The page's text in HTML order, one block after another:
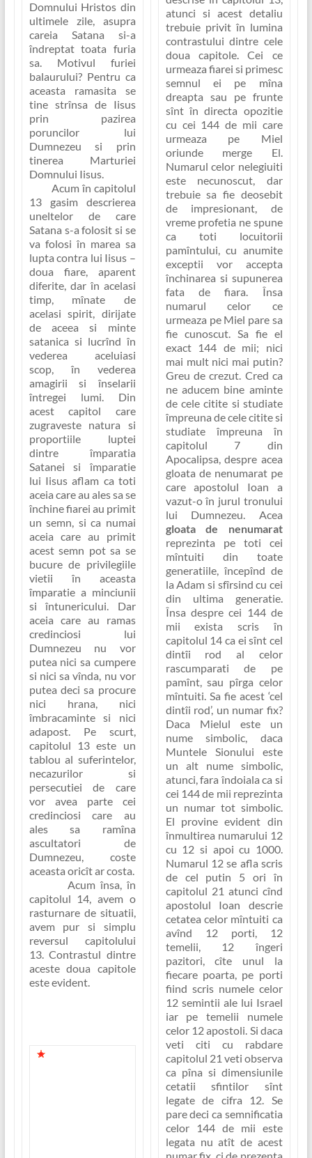
Domnului Hristos din
ultimele zile, asupra
careia Satana si-a
îndreptat toata furia
sa. Motivul furiei
balaurului?Pentru ca
aceasta ramasita se
tine strînsa de Iisus
prin pazirea
poruncilor lui
Dumnezeu si prin
tinerea Marturiei
Domnului Iisus.
Acum în capitolul
13 gasim descrierea
uneltelor de care
Satana s-a folosit si se
va folosi în marea sa
lupta contra lui Iisus –
doua fiare, aparent
diferite, dar în acelasi
timp, mînate de
acelasi spirit, dirijate
de aceea si minte
satanica si lucrînd în
vederea aceluiasi
scop, în vederea
amagirii si înselarii
întregei lumi. Din
acest capitol care
zugraveste natura si
proportiile luptei
dintre împaratia
Satanei si împaratie
lui Iisus aflam ca toti
aceia care au ales sa se
închine fiarei au primit
un semn, si ca numai
aceia care au primit
acest semn pot sa se
bucure de privilegiile
vietii în aceasta
împaratie a minciunii
si întunericului. Dar
aceia care au ramas
credinciosi lui
Dumnezeu nu vor
putea nici sa cumpere
si nici sa vînda, nu vor
putea deci sa procure
nici hrana, nici
îmbracaminte si nici
adapost.Pe scurt,
capitolul 13 este un
tablou al suferintelor,
necazurilor si
persecutiei de care
vor avea parte cei
credinciosi care au
ales sa ramîna
ascultatori de
Dumnezeu, coste
aceasta oricît ar costa.
Acum însa, în
capitolul 14, avem o
rasturnare de situatii,
avem pur si simplu
reversul capitolului
13. Contrastul dintre
aceste doua capitole
este evident.
În capitolul 13
atunci si acest detaliu
trebuie privit în lumina
contrastului dintre cele
doua capitole. Cei ce
urmeaza fiarei si primesc
semnul ei pe mîna
dreapta sau pe frunte
sînt în directa opozitie
cu cei 144 de mii care
urmeaza pe Miel
oriunde merge El.
Numarul celor nelegiuiti
este necunoscut, dar
trebuie sa fie deosebit
de impresionant, de
vreme profetia ne spune
ca toti locuitorii
pamîntului, cu anumite
exceptii vor accepta
închinarea si supunerea
fata de fiara. Însa
numarul celor ce
urmeaza pe Miel pare sa
fie cunoscut. Sa fie el
exact 144 de mii; nici
mai mult nici mai putin?
Greu de crezut. Cred ca
ne aducem bine aminte
de cele citite si studiate
împreuna de cele citite si
studiate împreuna în
capitolul 7 din
Apocalipsa, despre acea
gloata de nenumarat pe
care apostolul Ioan a
vazut-o în jurul tronului
lui Dumnezeu. Acea
gloata de nenumarat
reprezinta pe toti cei
mîntuiti din toate
generatiile, începînd de
la Adam si sfîrsind cu cei
din ultima generatie.
Însa despre cei 144 de
mii exista scris în
capitolul 14 ca ei sînt cel
dintîi rod al celor
rascumparati de pe
pamînt, sau pîrga celor
mîntuiti. Sa fie acest ‘cel
dintîi rod’, un numar fix?
Daca Mielul este un
nume simbolic, daca
Muntele Sionului este
un alt nume simbolic,
atunci, fara îndoiala ca si
cei 144 de mii reprezinta
un numar tot simbolic.
El provine evident din
înmultirea numarului 12
cu 12 si apoi cu 1000.
Numarul 12 se afla scris
de cel putin 5 ori în
capitolul 21 atunci cînd
apostolul Ioan descrie
cetatea celor mîntuiti ca
avînd 12 porti, 12
temelii, 12 îngeri
pazitori, cîte unul la
fiecare poarta, pe porti
fiind scris numele celor
12 semintii ale lui Israel
iar pe temelii numele
celor 12 apostoli. Si daca
veti citi cu rabdare
capitolul 21 veti observa
ca pîna si dimensiunile
cetatii sfintilor sînt
legate de cifra 12. Se
pare deci ca semnificatia
celor 144 de mii este
legata nu atît de acest